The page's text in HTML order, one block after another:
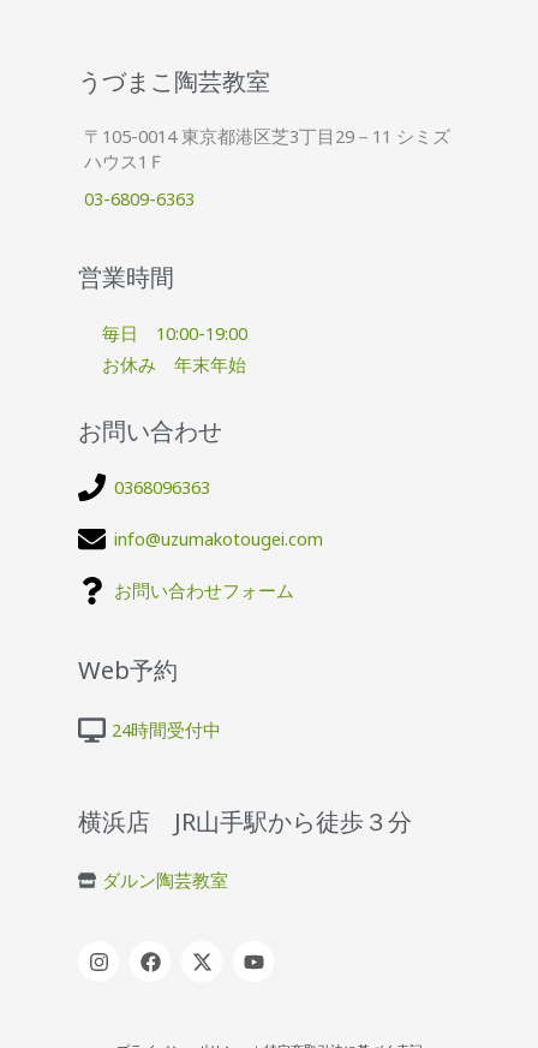
うづまこ陶芸教室
〒105-0014 東京都港区芝3丁目29－11 シミズ
ハウス1Ｆ
03-6809-6363
営業時間
毎日 10:00-19:00
お休み 年末年始
お問い合わせ
0368096363
info@uzumakotougei.com
お問い合わせフォーム
Web予約
24時間受付中
横浜店 JR山手駅から徒歩３分
ダルン陶芸教室